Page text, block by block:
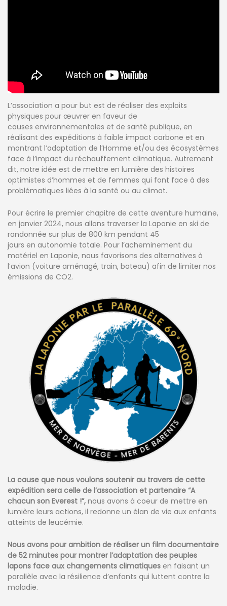
L’association a pour but est de réaliser des exploits
physiques pour œuvrer en faveur de
causes environnementales et de santé publique, en
réalisant des expéditions à faible impact carbone et en
montrant l’adaptation de l’Homme et/ou des écosystèmes
face à l’impact du réchauffement climatique. Autrement
dit, notre idée est de mettre en lumière des histoires
optimistes d’hommes et de femmes qui font face à des
problématiques liées à la santé ou au climat.
Pour écrire le premier chapitre de cette aventure humaine,
en janvier 2024, nous allons traverser la Laponie en ski de
randonnée sur plus de 800 km pendant 45
jours en autonomie totale. Pour l’acheminement du
matériel en Laponie, nous favorisons des alternatives à
l’avion (voiture aménagé, train, bateau) afin de limiter nos
émissions de CO2.
La cause que nous voulons soutenir au travers de cette
expédition sera celle de l’association et partenaire “A
chacun son Everest !”, nous avons à coeur de mettre en
lumière leurs actions, il redonne un élan de vie aux enfants
atteints de leucémie.
Nous avons pour ambition de réaliser un film documentaire
de 52 minutes pour montrer l’adaptation des peuples
lapons face aux changements climatiques en faisant un
parallèle avec la résilience d’enfants qui luttent contre la
maladie.